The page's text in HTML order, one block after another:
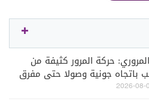
حركة المرور كثيفة من
باتجاه جونية وصولا حتى مفرق